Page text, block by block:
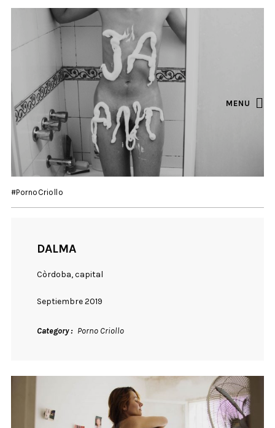
#PornoCriollo
MENU
DALMA
Còrdoba, capital
Septiembre 2019
Category Porno Criollo